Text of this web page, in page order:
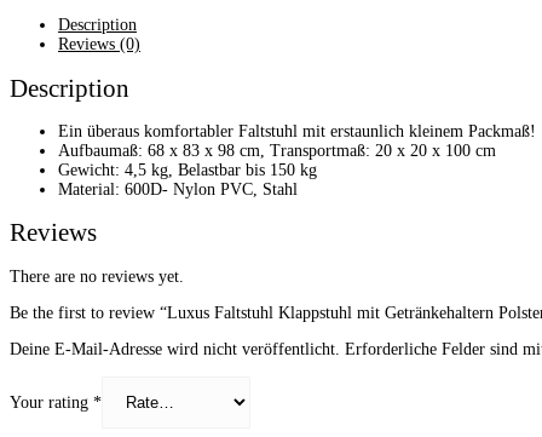
Description
Reviews (0)
Description
Ein überaus komfortabler Faltstuhl mit erstaunlich kleinem Packmaß!
Aufbaumaß: 68 x 83 x 98 cm, Transportmaß: 20 x 20 x 100 cm
Gewicht: 4,5 kg, Belastbar bis 150 kg
Material: 600D- Nylon PVC, Stahl
Reviews
There are no reviews yet.
Be the first to review “Luxus Faltstuhl Klappstuhl mit Getränkehaltern
Deine E-Mail-Adresse wird nicht veröffentlicht. Erforderliche Felder sind
Your rating *